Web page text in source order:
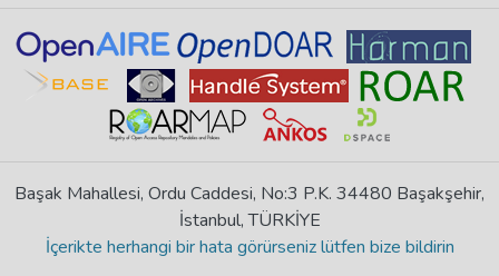
Başak Mahallesi, Ordu Caddesi, No:3 P.K. 34480 Başakşehir,
İstanbul, TÜRKİYE
İçerikte herhangi bir hata görürseniz lütfen bize bildirin